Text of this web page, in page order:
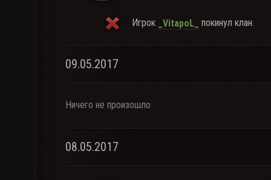
Игрок _VitapoL_ покинул клан.
09.05.2017
Ничего не произошло
08.05.2017